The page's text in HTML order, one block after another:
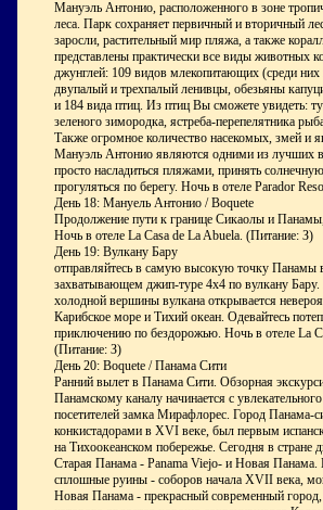
Мануэль Антонио, расположенного в зоне
леса. Парк сохраняет первичный и вторичный
заросли, растительный мир пляжа, а также
представлены практически все виды животных
джунглей: 109 видов млекопитающих (среди них
двупалый и трехпалый ленивцы, обезьяны
и 184 вида птиц. Из птиц Вы сможете увидеть:
зеленого зимородка, ястреба-перепелятника
Также огромное количество насекомых, змей и
Мануэль Антонио являются одними из лучших
просто насладиться пляжами, принять
прогуляться по берегу. Ночь в отеле Parador
День 18: Мануель Антонио / Boquete
Продолжение пути к границе Сикаолы и
Ночь в отеле La Casa de La Abuela. (Питание: З)
День 19: Вулкану Бару
отправляйтесь в самую высокую точку Панамы
захватывающем джип-туре 4x4 по вулкану Бару.
холодной вершины вулкана открывается
Карибское море и Тихий океан. Одевайтесь
приключению по бездорожью. Ночь в отеле La
(Питание: З)
День 20: Boquete / Панама Сити
Ранний вылет в Панама Сити. Обзорная
Панамскому каналу начинается с
посетителей замка Мирафлорес. Город Панама-
конкистадорами в XVI веке, был первым
на Тихоокеанском побережье. Сегодня в стране
Старая Панама - Panama Viejo- и Новая
сплошные руины - соборов начала XVII века,
Новая Панама - прекрасный современный